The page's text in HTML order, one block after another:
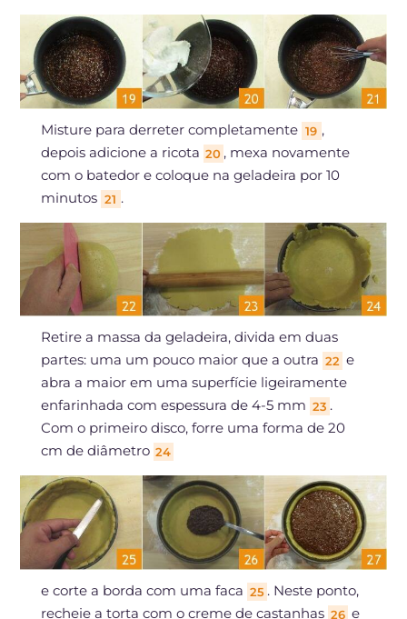
Misture para derreter completamente 19 ,
depois adicione a ricota 20 , mexa novamente
com o batedor e coloque na geladeira por 10
minutos 21 .
Retire a massa da geladeira, divida em duas
partes: uma um pouco maior que a outra 22 e
abra a maior em uma superfície ligeiramente
enfarinhada com espessura de 4-5 mm 23 .
Com o primeiro disco, forre uma forma de 20
cm de diâmetro 24
e corte a borda com uma faca 25 . Neste ponto,
recheie a torta com o creme de castanhas 26 e